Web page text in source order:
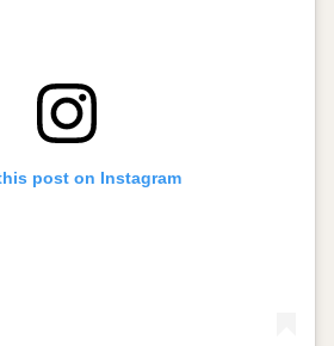
post on Instagram